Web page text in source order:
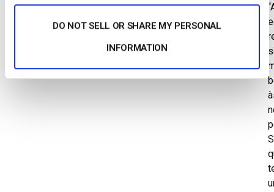
DO NOT SELL OR SHARE MY PERSONAL
INFORMATION